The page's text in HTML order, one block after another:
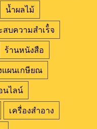
น้ำผลไม้
สบความสำเร็๋จ
ร้านหนังสือ
แผนเกษียณ
นไลน์
เครื่องสำอาง